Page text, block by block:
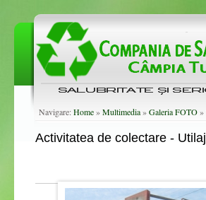
Navigare:Home»Multimedia»Galeria FOTO»
Activitatea de colectare -